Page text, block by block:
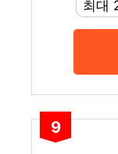
최대
9